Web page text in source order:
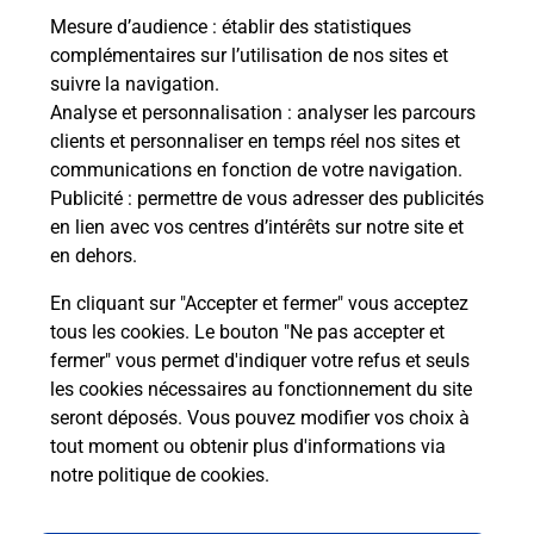
Mesure d’audience : établir des statistiques
complémentaires sur l’utilisation de nos sites et
suivre la navigation.
Analyse et personnalisation : analyser les parcours
clients et personnaliser en temps réel nos sites et
communications en fonction de votre navigation.
Publicité : permettre de vous adresser des publicités
en lien avec vos centres d’intérêts sur notre site et
en dehors.
En cliquant sur "Accepter et fermer" vous acceptez
tous les cookies. Le bouton "Ne pas accepter et
fermer" vous permet d'indiquer votre refus et seuls
les cookies nécessaires au fonctionnement du site
seront déposés. Vous pouvez modifier vos choix à
tout moment ou obtenir plus d'informations via
notre politique de cookies.
Boîte aux lettres La Poste
Prochaine collecte du courriersamedi à 09h00
38 Rue De La Poste
31210
Gourdan Polignan
Itinéraire
Le lien s'ouvre dans un nouvel onglet
Localiser Liste Boîtes aux lettres
Haute-Garonne
Gourdan Polignan